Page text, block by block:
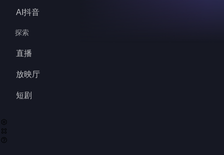
AI抖音
探索
直播
放映厅
短剧